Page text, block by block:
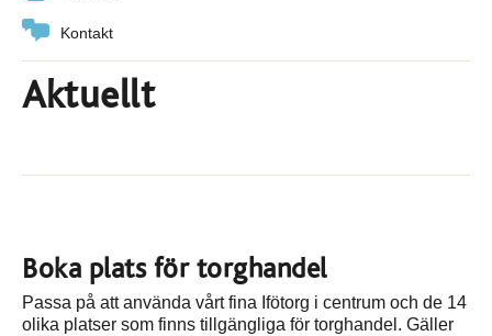
Kontakt
Aktuellt
Boka plats för torghandel
Passa på att använda vårt fina Ifötorg i centrum och de 14
olika platser som finns tillgängliga för torghandel. Gäller